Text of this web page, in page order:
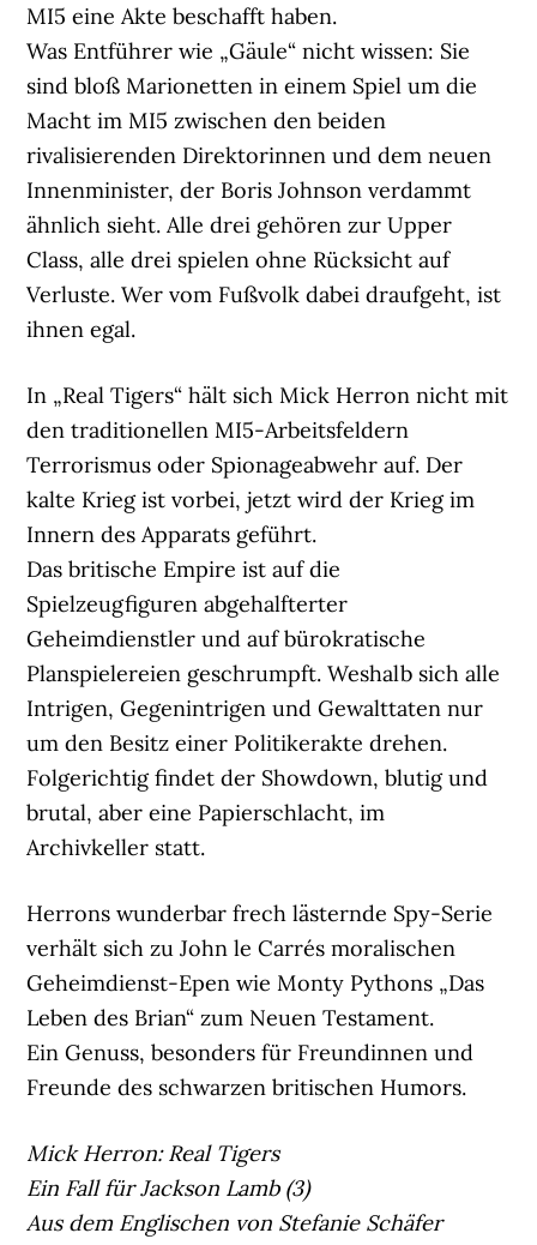
MI5 eine Akte beschafft haben.
Was Entführer wie „Gäule“ nicht wissen: Sie
sind bloß Marionetten in einem Spiel um die
Macht im MI5 zwischen den beiden
rivalisierenden Direktorinnen und dem neuen
Innenminister, der Boris Johnson verdammt
ähnlich sieht. Alle drei gehören zur Upper
Class, alle drei spielen ohne Rücksicht auf
Verluste. Wer vom Fußvolk dabei draufgeht, ist
ihnen egal.
In „Real Tigers“ hält sich Mick Herron nicht mit
den traditionellen MI5-Arbeitsfeldern
Terrorismus oder Spionageabwehr auf. Der
kalte Krieg ist vorbei, jetzt wird der Krieg im
Innern des Apparats geführt.
Das britische Empire ist auf die
Spielzeugfiguren abgehalfterter
Geheimdienstler und auf bürokratische
Planspielereien geschrumpft. Weshalb sich alle
Intrigen, Gegenintrigen und Gewalttaten nur
um den Besitz einer Politikerakte drehen.
Folgerichtig findet der Showdown, blutig und
brutal, aber eine Papierschlacht, im
Archivkeller statt.
Herrons wunderbar frech lästernde Spy-Serie
verhält sich zu John le Carrés moralischen
Geheimdienst-Epen wie Monty Pythons „Das
Leben des Brian“ zum Neuen Testament.
Ein Genuss, besonders für Freundinnen und
Freunde des schwarzen britischen Humors.
Mick Herron: Real Tigers
Ein Fall für Jackson Lamb (3)
Aus dem Englischen von Stefanie Schäfer